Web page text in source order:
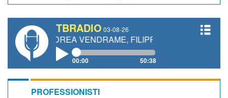
TBRADIO 03-08-26
VENDRAME, FILIPPO FIORELLI
00:00 50:38
PROFESSIONISTI